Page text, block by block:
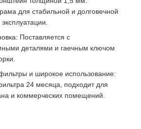
водяного фильтра
фильтра
жилых помещений
для стабильной и долговечной
Поставляется с
деталями и гаечным ключом
и широкое использование:
24 месяца, подходит для
и коммерческих помещений.